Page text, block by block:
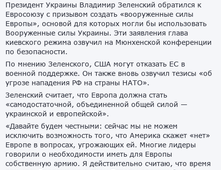
Президент Украины Владимир Зеленский обратился к
Евросоюзу с призывом создать «вооруженные силы
Европы», основой для которых могли бы использовать
Вооруженные силы Украины. Эти заявления глава
киевского режима озвучил на Мюнхенской конференции
по безопасности.
По мнению Зеленского, США могут отказать ЕС в
военной поддержке. Он также вновь озвучил тезисы «об
угрозе нападения РФ на страны НАТО».
Зеленский считает, что Европа должна стать
«самодостаточной, объединенной общей силой —
украинской и европейской».
«Давайте будем честными: сейчас мы не можем
исключить возможность того, что Америка скажет «нет»
Европе в вопросах, угрожающих ей. Многие лидеры
говорили о необходимости иметь для Европы
собственную армию. Я действительно считаю, что время